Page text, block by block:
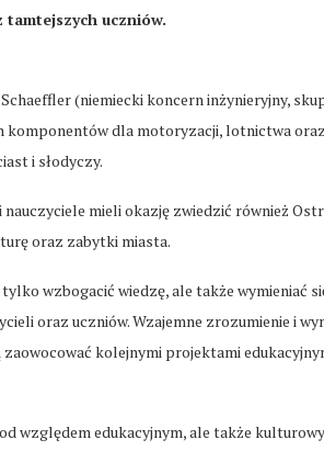
tamtejszych uczniów.
(niemiecki koncern inżynieryjny,
komponentów dla motoryzacji, lotnictwa
i słodyczy.
mieli okazję zwiedzić również
oraz zabytki miasta.
wzbogacić wiedzę, ale także wymieniać
oraz uczniów. Wzajemne zrozumienie i
kolejnymi projektami
względem edukacyjnym, ale także